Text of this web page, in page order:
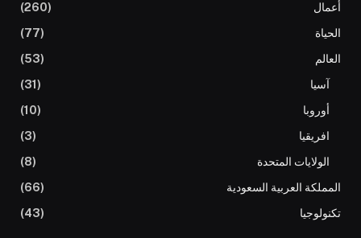
أعمال
(260)
الحياة
(77)
العالم
(53)
آسيا
(31)
أوروبا
(10)
افريقيا
(3)
الولايات المتحدة
(8)
المملكة العربية السعودية
(66)
تكنولوجيا
(43)